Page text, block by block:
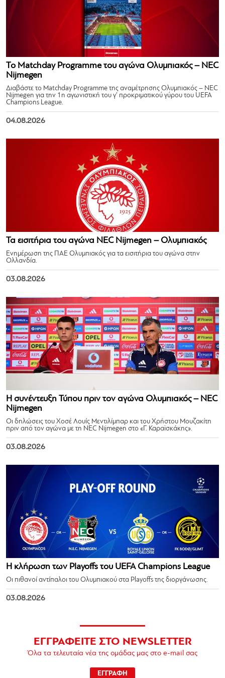
Το Matchday Programme του αγώνα Ολυμπιακός – NEC
Nijmegen
Διαβάστε το Matchday Programme της αναμέτρησης Ολυμπιακός – NEC
Nijmegen για την 1η αγωνιστική του γ’ προκριματικού γύρου του UEFA
Champions League.
04.08.2026
Τα εισιτήρια του αγώνα NEC Nijmegen – Ολυμπιακός
Ενημέρωση της ΠΑΕ Ολυμπιακός για τα εισιτήρια του αγώνα στην
Ολλανδία.
03.08.2026
Η συνέντευξη Τύπου πριν τον αγώνα Ολυμπιακός – NEC
Nijmegen
Οι δηλώσεις του Χοσέ Λουίς Μεντιλίμπαρ και του Χρήστου Μουζακίτη
πριν από τον αγώνα με τη NEC Nijmegen στο «Γ. Καραϊσκάκης».
03.08.2026
Η κλήρωση των Playoffs του UEFA Champions League
Οι πιθανοί αντίπαλοι του Ολυμπιακού στα Playoffs της διοργάνωσης.
03.08.2026
ΕΓΓΡΑΦΕΙΤΕ ΣΤΟ NEWSLETTER
Όλα τα τελευταία νέα της ομάδας μας στο e-mail σας
ΕΓΓΡΑΦΗ